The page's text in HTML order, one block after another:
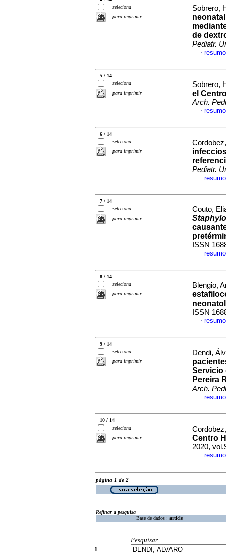
seleciona
para imprimir
Sobrero,
de
Pediatr.
·
5 / 14
seleciona
para imprimir
Sobrero,
el
Arch.
·
6 / 14
seleciona
para imprimir
Pediatr.
·
7 / 14
seleciona
para imprimir
Couto,
ISSN
·
8 / 14
seleciona
para imprimir
Blengio,
ISSN
·
9 / 14
seleciona
para imprimir
Dendi,
Servicio
Pereira
Arch.
·
10 / 14
seleciona
para imprimir
Centro
2020,
·
página 1 de 2
Refinar a pesquisa
Base de dados : article
Pesquisar
1